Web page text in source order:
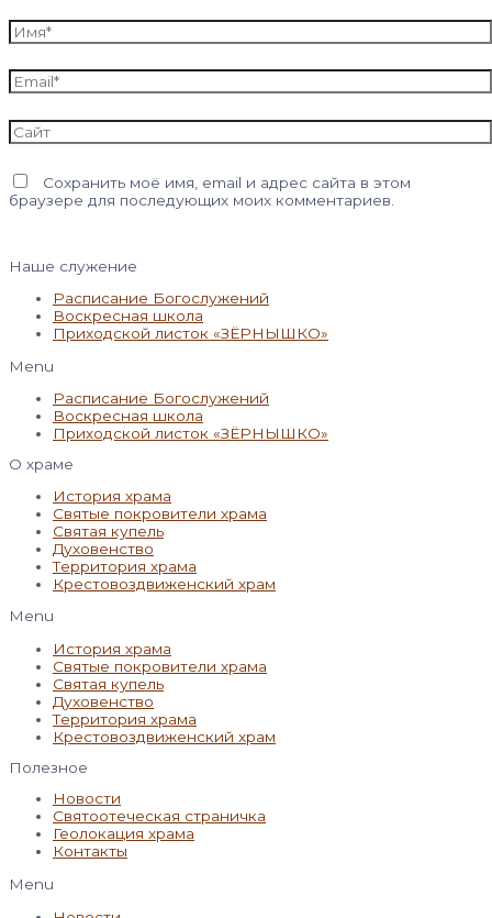
Имя*
Email*
Сайт
Сохранить моё имя, email и адрес сайта в этом
браузере для последующих моих комментариев.
Наше служение
Расписание Богослужений
Воскресная школа
Приходской листок «ЗЁРНЫШКО»
Menu
Расписание Богослужений
Воскресная школа
Приходской листок «ЗЁРНЫШКО»
О храме
История храма
Святые покровители храма
Святая купель
Духовенство
Территория храма
Крестовоздвиженский храм
Menu
История храма
Святые покровители храма
Святая купель
Духовенство
Территория храма
Крестовоздвиженский храм
Полезное
Новости
Святоотеческая страничка
Геолокация храма
Контакты
Menu